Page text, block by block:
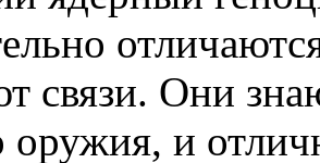
связи. Они
оружия, и